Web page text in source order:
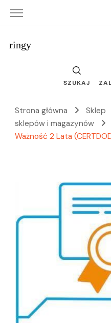
ringy
SZUKAJ
Strona główna Sklep
sklepów i magazynów
Ważność 2 Lata